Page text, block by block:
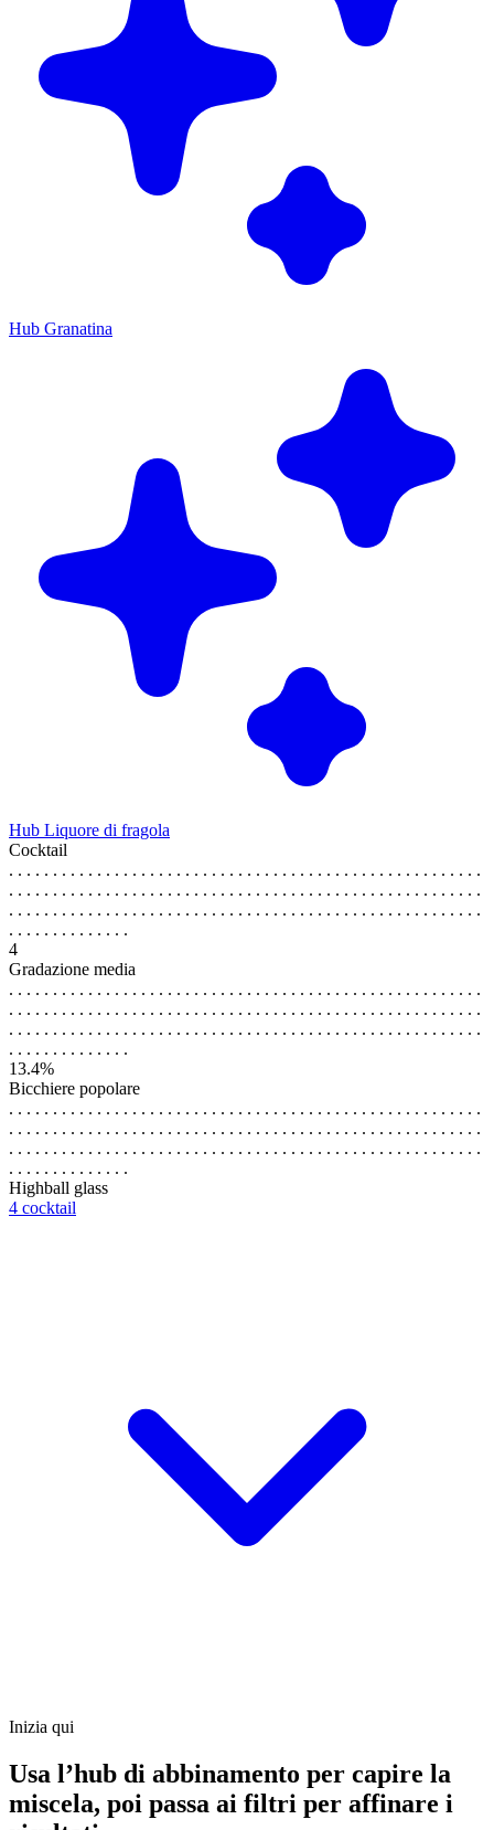
Hub Granatina
Hub Liquore di fragola
Cocktail
. . . . . . . . . . . . . . . . . . . . . . . . . . . . . . . . . . . . . . . . . . . . . . . . . . . . . .
. . . . . . . . . . . . . . . . . . . . . . . . . . . . . . . . . . . . . . . . . . . . . . . . . . . . . .
. . . . . . . . . . . . . . . . . . . . . . . . . . . . . . . . . . . . . . . . . . . . . . . . . . . . . .
. . . . . . . . . . . . . .
4
Gradazione media
. . . . . . . . . . . . . . . . . . . . . . . . . . . . . . . . . . . . . . . . . . . . . . . . . . . . . .
. . . . . . . . . . . . . . . . . . . . . . . . . . . . . . . . . . . . . . . . . . . . . . . . . . . . . .
. . . . . . . . . . . . . . . . . . . . . . . . . . . . . . . . . . . . . . . . . . . . . . . . . . . . . .
. . . . . . . . . . . . . .
13.4%
Bicchiere popolare
. . . . . . . . . . . . . . . . . . . . . . . . . . . . . . . . . . . . . . . . . . . . . . . . . . . . . .
. . . . . . . . . . . . . . . . . . . . . . . . . . . . . . . . . . . . . . . . . . . . . . . . . . . . . .
. . . . . . . . . . . . . . . . . . . . . . . . . . . . . . . . . . . . . . . . . . . . . . . . . . . . . .
. . . . . . . . . . . . . .
Highball glass
4 cocktail
Inizia qui
Usa l’hub di abbinamento per capire la
miscela, poi passa ai filtri per affinare i